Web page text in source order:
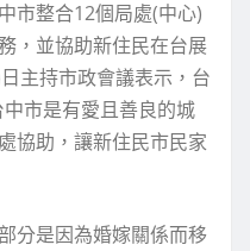
市整合12個局處(中心)
，並協助新住民在台展
主持市政會議表示，台
市是有愛且善良的城
協助，讓新住民市民家
分是因為婚嫁關係而移